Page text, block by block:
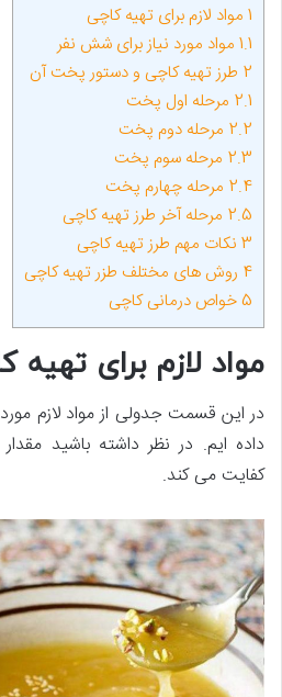
1 مواد لازم برای تهیه کاچی
1.1 مواد مورد نیاز برای شش نفر
2 طرز تهیه کاچی و دستور پخت آن
2.1 مرحله اول پخت
2.2 مرحله دوم پخت
2.3 مرحله سوم پخت
2.4 مرحله چهارم پخت
2.5 مرحله آخر طرز تهیه کاچی
3 نکات مهم طرز تهیه کاچی
4 روش ­های مختلف طزر تهیه کاچی
5خواص درمانی کاچی
مواد لازم برای تهیه
در این قسمت جدولی از مواد لازم
داده ­ایم. در نظر داشته باشید
کفایت می ­کند.